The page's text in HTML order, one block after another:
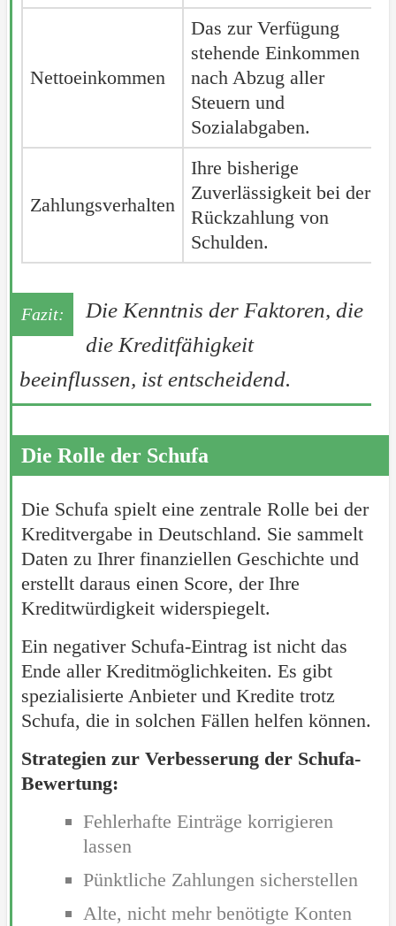
Nettoeinkommen
Das zur Verfügung
stehende Einkommen
nach Abzug aller
Steuern und
Sozialabgaben.
Zahlungsverhalten
Ihre bisherige
Zuverlässigkeit bei der
Rückzahlung von
Schulden.
Die Kenntnis der Faktoren, die
die Kreditfähigkeit
beeinflussen, ist entscheidend.
Die Rolle der Schufa
Die Schufa spielt eine zentrale Rolle bei der
Kreditvergabe in Deutschland. Sie sammelt
Daten zu Ihrer finanziellen Geschichte und
erstellt daraus einen Score, der Ihre
Kreditwürdigkeit widerspiegelt.
Ein negativer Schufa-Eintrag ist nicht das
Ende aller Kreditmöglichkeiten. Es gibt
spezialisierte Anbieter und Kredite trotz
Schufa, die in solchen Fällen helfen können.
Strategien zur Verbesserung der Schufa-
Bewertung:
Fehlerhafte Einträge korrigieren
lassen
Pünktliche Zahlungen sicherstellen
Alte, nicht mehr benötigte Konten